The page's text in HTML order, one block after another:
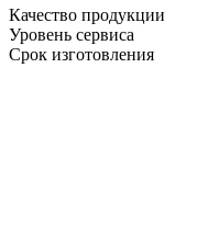
Качество продукции
Уровень сервиса
Срок изготовления